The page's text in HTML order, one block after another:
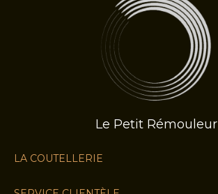
Le Petit Rémouleur
LA COUTELLERIE